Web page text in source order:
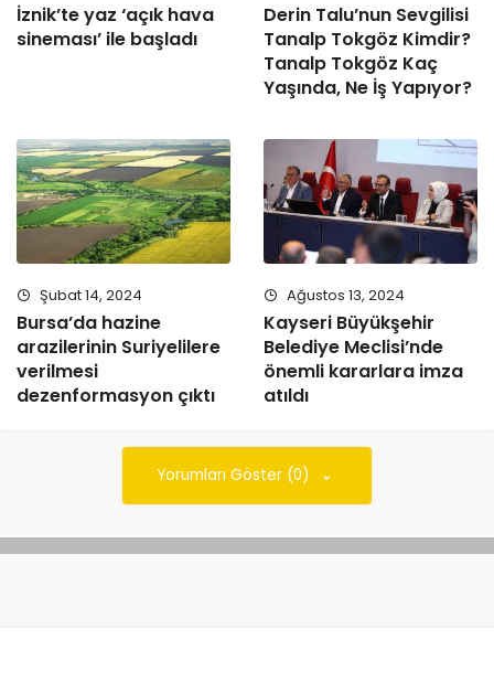
İznik’te yaz ‘açık hava
sineması’ ile başladı
Derin Talu’nun Sevgilisi
Tanalp Tokgöz Kimdir?
Tanalp Tokgöz Kaç
Yaşında, Ne İş Yapıyor?
Şubat 14, 2024
Bursa’da hazine
arazilerinin Suriyelilere
verilmesi
dezenformasyon çıktı
Ağustos 13, 2024
Kayseri Büyükşehir
Belediye Meclisi’nde
önemli kararlara imza
atıldı
Yorumları Göster (0)